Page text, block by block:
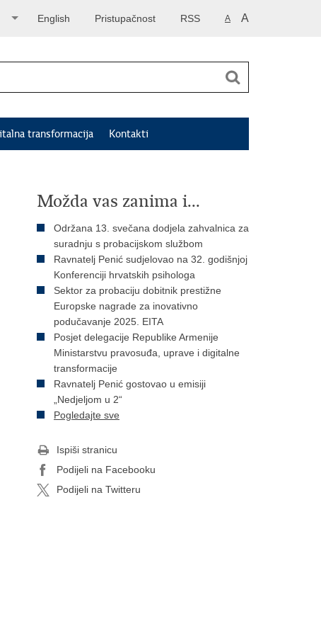
A A
RSS
Pristupačnost
English
transformacija Kontakti
Možda vas zanima i...
Održana 13. svečana dodjela zahvalnica za
suradnju s probacijskom službom
Ravnatelj Penić sudjelovao na 32. godišnjoj
Konferenciji hrvatskih psihologa
Sektor za probaciju dobitnik prestižne
Europske nagrade za inovativno
podučavanje 2025. EITA
Posjet delegacije Republike Armenije
Ministarstvu pravosuđa, uprave i digitalne
transformacije
Ravnatelj Penić gostovao u emisiji
„Nedjeljom u 2“
Pogledajte sve
Ispiši stranicu
Podijeli na Facebooku
Podijeli na Twitteru